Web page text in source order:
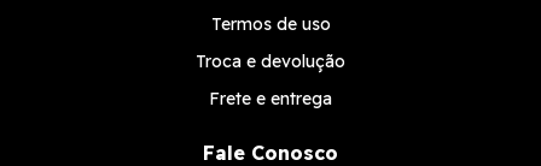
Termos de uso
Troca e devolução
Frete e entrega
Fale Conosco